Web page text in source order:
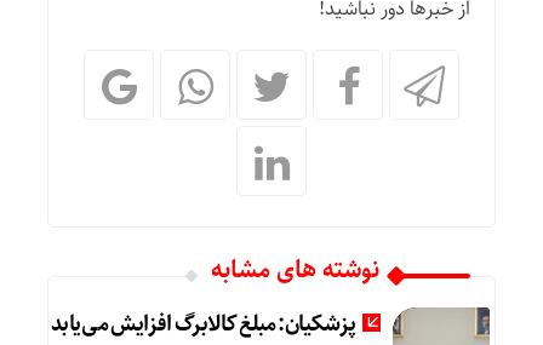
از خبرها دور نباشید!
نوشته های مشابه
پزشکیان: مبلغ کالابرگ افزایش می‌یابد